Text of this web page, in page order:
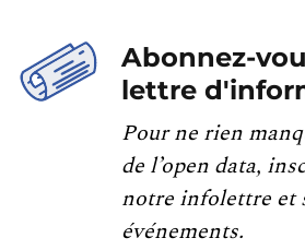
Abonnez-
lettre
Pour ne rien
de l’open data,
notre infolettre et
événements.